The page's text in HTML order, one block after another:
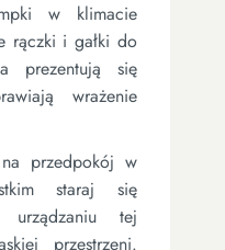
w klimacie
rączki i gałki do
prezentują się
wrażenie
przedpokój w
staraj się
tej
przestrzeni.